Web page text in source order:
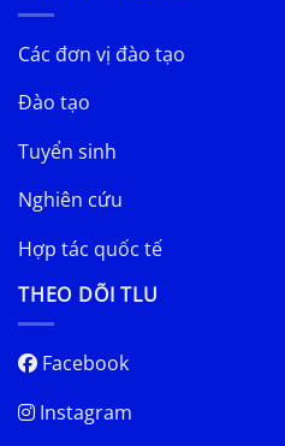
Các đơn vị đào tạo
Đào tạo
Tuyển sinh
Nghiên cứu
Hợp tác quốc tế
THEO DÕI TLU
Facebook
Instagram